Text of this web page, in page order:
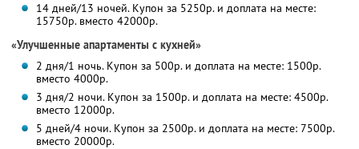
14 дней/13 ночей. Купон за 5250р. и доплата на месте:
15750р. вместо 42000р.
«Улучшенные апартаменты с кухней»
2 дня/1 ночь. Купон за 500р. и доплата на месте: 1500р.
вместо 4000р.
3 дня/2 ночи. Купон за 1500р. и доплата на месте: 4500р.
вместо 12000р.
5 дней/4 ночи. Купон за 2500р. и доплата на месте: 7500р.
вместо 20000р.